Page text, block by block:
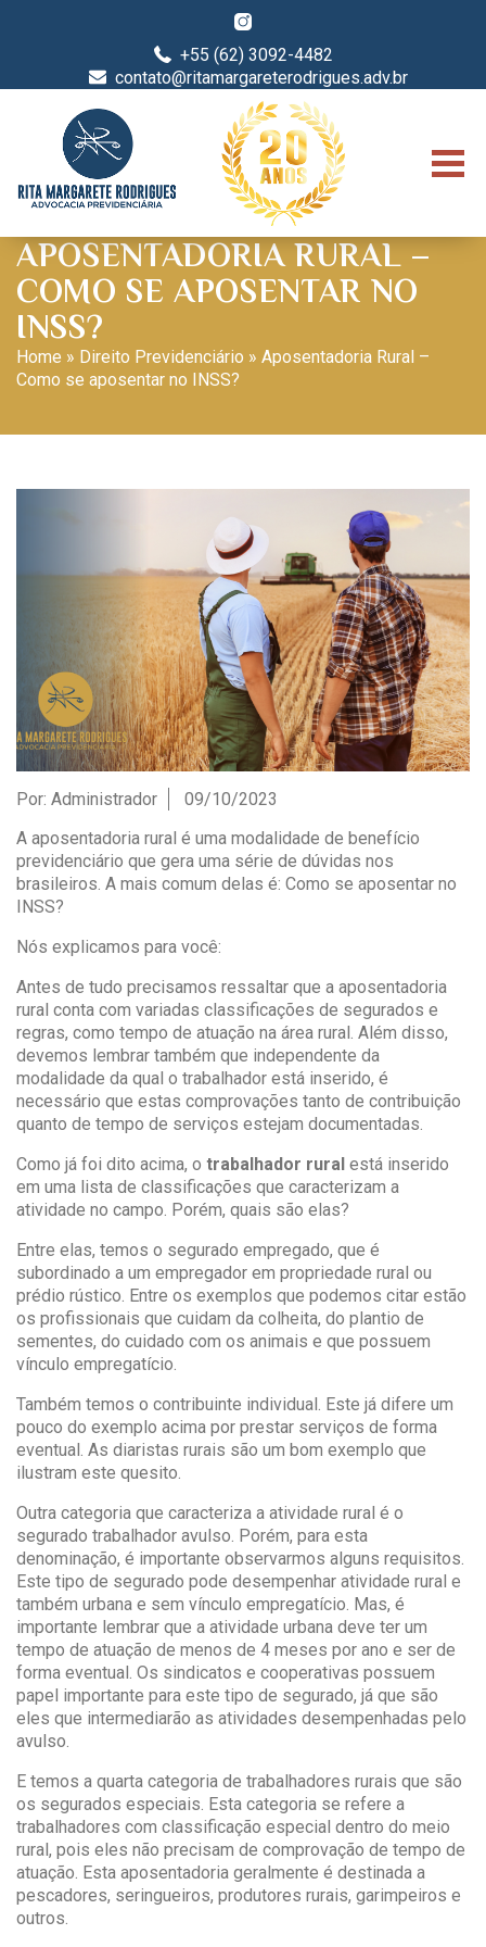
+55 (62) 3092-4482
contato@ritamargareterodrigues.adv.br
APOSENTADORIA RURAL –
COMO SE APOSENTAR NO
INSS?
Home » Direito Previdenciário » Aposentadoria Rural –
Como se aposentar no INSS?
Por: Administrador
09/10/2023
A aposentadoria rural é uma modalidade de benefício
previdenciário que gera uma série de dúvidas nos
brasileiros. A mais comum delas é: Como se aposentar no
INSS?
Nós explicamos para você:
Antes de tudo precisamos ressaltar que a aposentadoria
rural conta com variadas classificações de segurados e
regras, como tempo de atuação na área rural. Além disso,
devemos lembrar também que independente da
modalidade da qual o trabalhador está inserido, é
necessário que estas comprovações tanto de contribuição
quanto de tempo de serviços estejam documentadas.
Como já foi dito acima, o trabalhador rural está inserido
em uma lista de classificações que caracterizam a
atividade no campo. Porém, quais são elas?
Entre elas, temos o segurado empregado, que é
subordinado a um empregador em propriedade rural ou
prédio rústico. Entre os exemplos que podemos citar estão
os profissionais que cuidam da colheita, do plantio de
sementes, do cuidado com os animais e que possuem
vínculo empregatício.
Também temos o contribuinte individual. Este já difere um
pouco do exemplo acima por prestar serviços de forma
eventual. As diaristas rurais são um bom exemplo que
ilustram este quesito.
Outra categoria que caracteriza a atividade rural é o
segurado trabalhador avulso. Porém, para esta
denominação, é importante observarmos alguns requisitos.
Este tipo de segurado pode desempenhar atividade rural e
também urbana e sem vínculo empregatício. Mas, é
importante lembrar que a atividade urbana deve ter um
tempo de atuação de menos de 4 meses por ano e ser de
forma eventual. Os sindicatos e cooperativas possuem
papel importante para este tipo de segurado, já que são
eles que intermediarão as atividades desempenhadas pelo
avulso.
E temos a quarta categoria de trabalhadores rurais que são
os segurados especiais. Esta categoria se refere a
trabalhadores com classificação especial dentro do meio
rural, pois eles não precisam de comprovação de tempo de
atuação. Esta aposentadoria geralmente é destinada a
pescadores, seringueiros, produtores rurais, garimpeiros e
outros.